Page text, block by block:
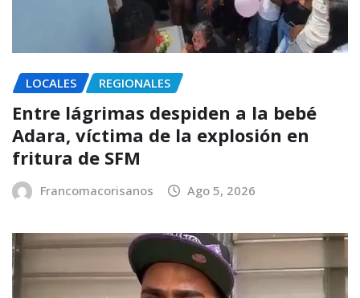
LOCALES REGIONALES
Entre lágrimas despiden a la bebé
Adara, víctima de la explosión en
fritura de SFM
Francomacorisanos Ago 5, 2026